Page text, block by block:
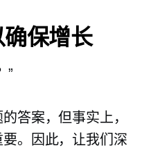
保增长
”
答案，但事实上，
。因此，让我们深